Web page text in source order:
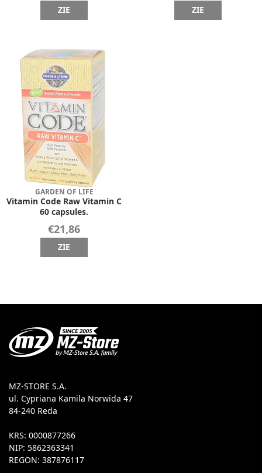
ZIE ZIE
GARDEN OF LIFE
Vitamin Code Raw Vitamin C
60 capsules.
€21,86
ZIE
MZ-STORE S.A.
ul. Cypriana Kamila Norwida 47
84-240 Reda
KRS: 0000877266
NIP: 5862363341
REGON: 387876117